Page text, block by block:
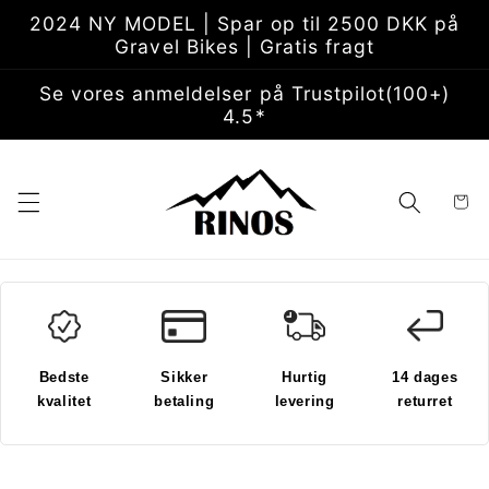
Gå til
2024 NY MODEL | Spar op til 2500 DKK på
Gravel Bikes | Gratis fragt
Se vores anmeldelser på Trustpilot(100+)
4.5*
Bedste
kvalitet
Sikker
betaling
Hurtig
levering
14 dages
returret